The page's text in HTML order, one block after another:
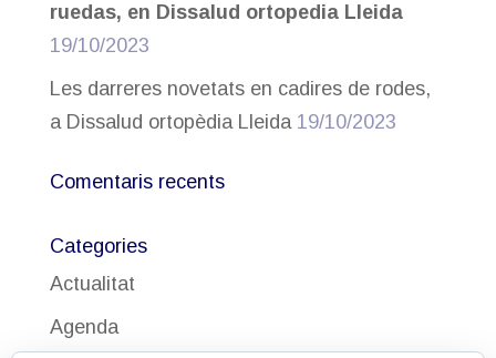
ruedas, en Dissalud ortopedia Lleida
19/10/2023
Les darreres novetats en cadires de rodes,
a Dissalud ortopèdia Lleida 19/10/2023
Comentaris recents
Categories
Actualitat
Agenda